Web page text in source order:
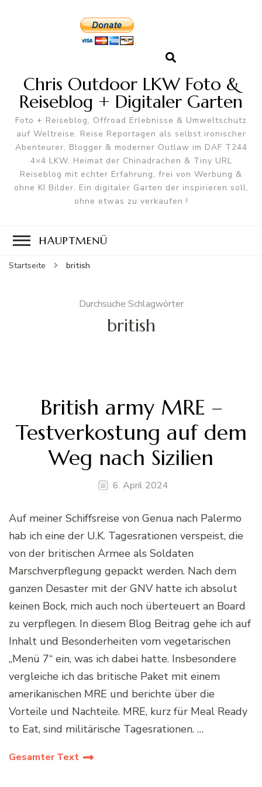
Chris Outdoor LKW Foto &
Reiseblog + Digitaler Garten
Foto + Reiseblog, Offroad Erlebnisse & Umweltschutz
auf Weltreise. Reise Reportagen als selbst ironischer
Abenteurer, Blogger & moderner Outlaw im DAF T244
4×4 LKW. Heimat der Chinadrachen & Tiny URL
Reiseblog mit echter Erfahrung, frei von Werbung &
ohne KI Bilder. Ein digitaler Garten der inspirieren soll,
ohne etwas zu verkaufen !
HAUPTMENÜ
Startseite british
Durchsuche Schlagwörter
british
British army MRE –
Testverkostung auf dem
Weg nach Sizilien
6. April 2024
Auf meiner Schiffsreise von Genua nach Palermo
hab ich eine der U.K. Tagesrationen verspeist, die
von der britischen Armee als Soldaten
Marschverpflegung gepackt werden. Nach dem
ganzen Desaster mit der GNV hatte ich absolut
keinen Bock, mich auch noch überteuert an Board
zu verpflegen. In diesem Blog Beitrag gehe ich auf
Inhalt und Besonderheiten vom vegetarischen
„Menü 7“ ein, was ich dabei hatte. Insbesondere
vergleiche ich das britische Paket mit einem
amerikanischen MRE und berichte über die
Vorteile und Nachteile. MRE, kurz für Meal Ready
to Eat, sind militärische Tagesrationen. …
Gesamter Text